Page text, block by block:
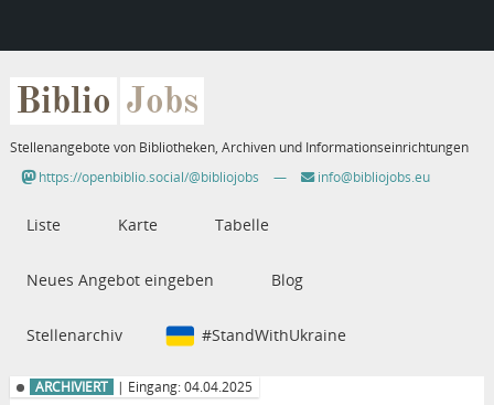
Biblio Jobs
Stellenangebote von Bibliotheken, Archiven und Informationseinrichtungen
https://openbiblio.social/@bibliojobs
— info@bibliojobs.eu
Liste Karte Tabelle
Neues Angebot eingeben Blog
Stellenarchiv #StandWithUkraine
ARCHIVIERT | Eingang: 04.04.2025